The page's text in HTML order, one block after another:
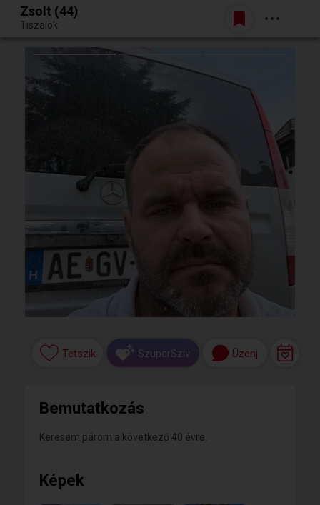
Egy jó randiból bármi lehet.
Belépés
Zsolt (44)
Tiszalök
Tetszik SzuperSzív Üzenj
Bemutatkozás
Keresem párom a következő 40 évre.
Képek